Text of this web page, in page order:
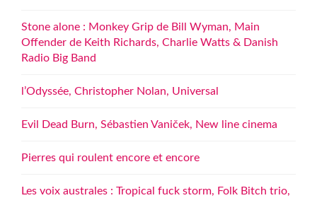
Stone alone : Monkey Grip de Bill Wyman, Main
Offender de Keith Richards, Charlie Watts & Danish
Radio Big Band
l’Odyssée, Christopher Nolan, Universal
Evil Dead Burn, Sébastien Vaniček, New line cinema
Pierres qui roulent encore et encore
Les voix australes : Tropical fuck storm, Folk Bitch trio,